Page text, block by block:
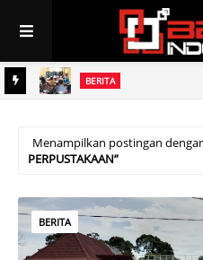
Pemkab Muratara Melalui
BERITA
Menampilkan postingan
PERPUSTAKAAN
BERITA